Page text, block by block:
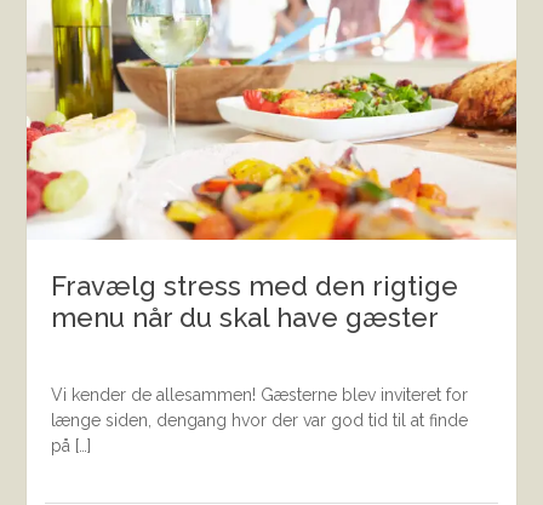
Fravælg stress med den rigtige
menu når du skal have gæster
Vi kender de allesammen! Gæsterne blev inviteret for
længe siden, dengang hvor der var god tid til at finde
på […]